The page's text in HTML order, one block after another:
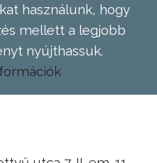
használunk, hogy
mellett a legjobb
nyújthassuk.